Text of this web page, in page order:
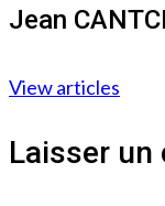
Jean
View articles
Laisser